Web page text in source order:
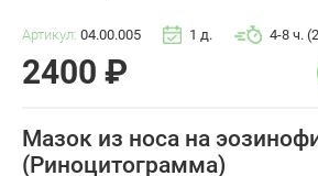
Артикул: 04.00.005 1 д. 4-8 ч.
2400 ₽
Мазок из носа на
(Риноцитограмма)